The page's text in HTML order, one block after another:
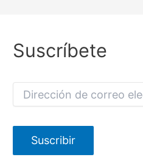
Suscríbete
e
Suscribir